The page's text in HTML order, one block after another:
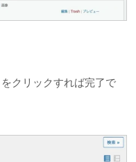
クリックすれば完了で